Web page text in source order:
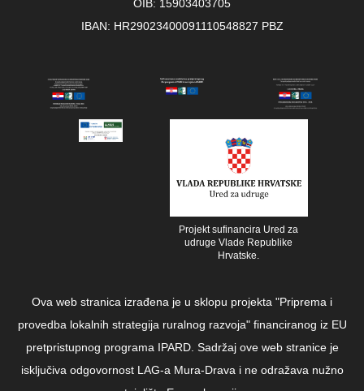
OIB: 15903403705
IBAN: HR29023400091110548827 PBZ
Projekt sufinancira Ured za
udruge Vlade Republike
Hrvatske.
Ova web stranica izrađena je u sklopu projekta "Priprema i
provedba lokalnih strategija ruralnog razvoja" financiranog iz EU
pretpristupnog programa IPARD. Sadržaj ove web stranice je
isključiva odgovornost LAG-a Mura-Drava i ne odražava nužno